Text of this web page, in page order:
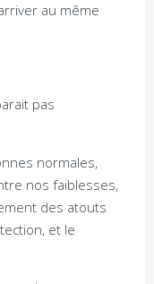
au même
pas
normales,
nos faiblesses,
des atouts
et le